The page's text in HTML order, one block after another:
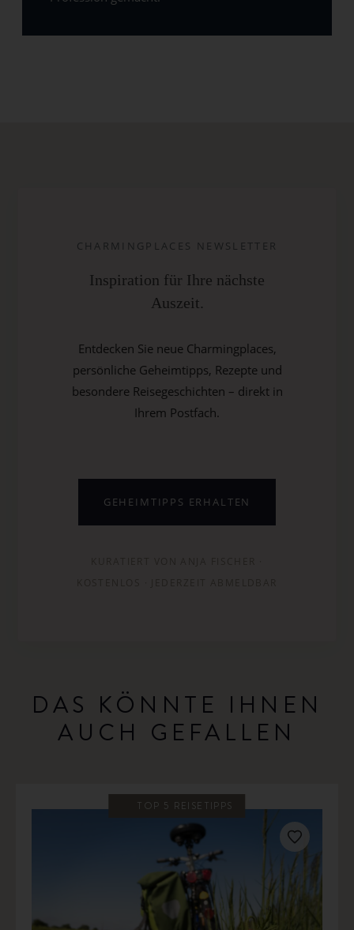
CHARMINGPLACES NEWSLETTER
Inspiration für Ihre nächste
Auszeit.
Entdecken Sie neue Charmingplaces,
persönliche Geheimtipps, Rezepte und
besondere Reisegeschichten – direkt in
Ihrem Postfach.
GEHEIMTIPPS ERHALTEN
DAS KÖNNTE IHNEN
AUCH GEFALLEN
TOP 5 REISETIPPS